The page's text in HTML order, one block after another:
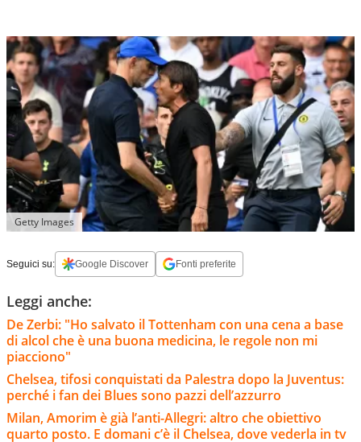
Getty Images
Seguici su: Google Discover Fonti preferite
Leggi anche:
De Zerbi: "Ho salvato il Tottenham con una cena a base
di alcol che è una buona medicina, le regole non mi
piacciono"
Chelsea, tifosi conquistati da Palestra dopo la Juventus:
perché i fan dei Blues sono pazzi dell’azzurro
Milan, Amorim è già l’anti-Allegri: altro che obiettivo
quarto posto. E domani c’è il Chelsea, dove vederla in tv